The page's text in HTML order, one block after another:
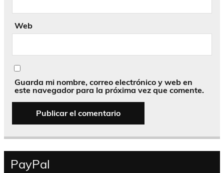
Web
Guarda mi nombre, correo electrónico y web en
este navegador para la próxima vez que comente.
PayPal